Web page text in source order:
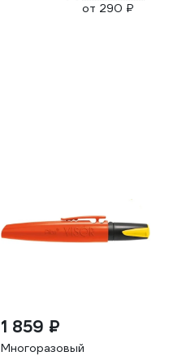
от 290 ₽
1 859 ₽
Многоразовый